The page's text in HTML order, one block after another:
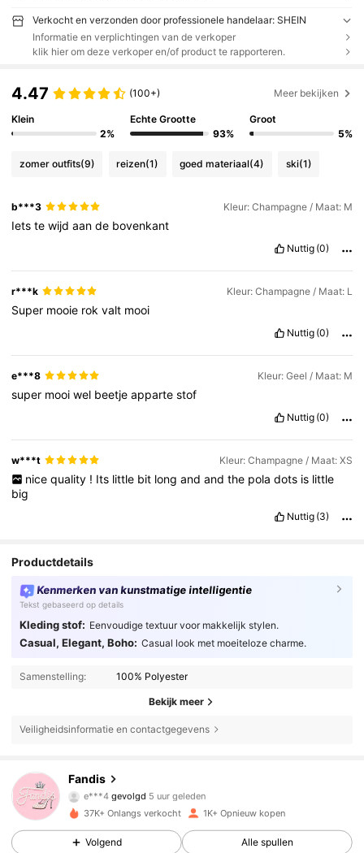
Verkocht en verzonden door professionele handelaar: SHEIN
Informatie en verplichtingen van de verkoper
klik hier om deze verkoper en/of product te rapporteren.
4.47 (100+) Meer bekijken
Klein
2%
Echte Grootte
93%
Groot
5%
zomer outfits(9) reizen(1) goed materiaal(4) ski(1)
b***3 Kleur: Champagne / Maat: M
Ietstewijdaande bovenkant
Nuttig (0)
r***k Kleur: Champagne / Maat: L
Super mooie rokvalt mooi
Nuttig (0)
e***8 Kleur: Geel / Maat: M
super mooiwel beetjeappartestof
Nuttig (0)
w***t Kleur: Champagne / Maat: XS
nice quality ! Its little bit long and and the pola dots is little
big
Nuttig (3)
Productdetails
Kenmerken van kunstmatige intelligentie
Tekst gebaseerd op details
Kleding stof: Eenvoudige textuur voor makkelijk stylen.
Casual, Elegant, Boho: Casual look met moeiteloze charme.
Samenstelling: 100% Polyester
Bekijk meer
Veiligheidsinformatie en contactgegevens
Fandis
4.41 1.6K Volgers
4.41 1.6K Volgers
37K+ Onlangs verkocht 1K+ Opnieuw kopen
Volgend Alle spullen